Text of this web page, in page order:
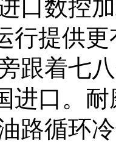
口数控
行提供
跟着七
进口。
路循环